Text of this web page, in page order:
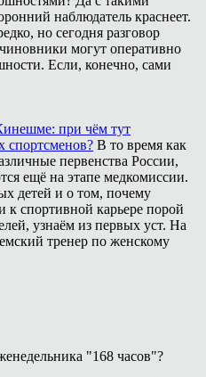
наблюдатель краснеет.
но сегодня разговор
могут оперативно
Если, конечно, сами
при чём тут
спортсменов? В то время как
первенства России,
ещё на этапе медкомиссии.
детей и о том, почему
к спортивной карьере порой
узнаём из первых уст. На
тренер по женскому
"168 часов"?